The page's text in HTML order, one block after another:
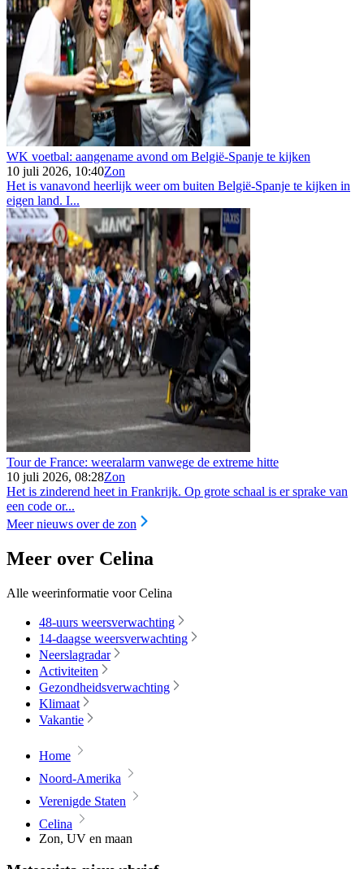
WK voetbal: aangename avond om België-Spanje te kijken
10 juli 2026, 10:40Zon
Het is vanavond heerlijk weer om buiten België-Spanje te kijken in
eigen land. I...
Tour de France: weeralarm vanwege de extreme hitte
10 juli 2026, 08:28Zon
Het is zinderend heet in Frankrijk. Op grote schaal is er sprake van
een code or...
Meer nieuws over de zon
Meer over Celina
Alle weerinformatie voor Celina
48-uurs weersverwachting
14-daagse weersverwachting
Neerslagradar
Activiteiten
Gezondheidsverwachting
Klimaat
Vakantie
Home
Noord-Amerika
Verenigde Staten
Celina
Zon, UV en maan